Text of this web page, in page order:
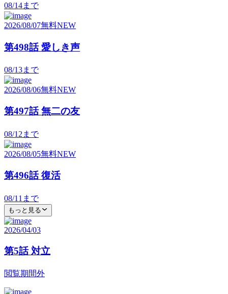
08/14まで
2026/08/07無料NEW
第498話 愛しき声
08/13まで
2026/08/06無料NEW
第497話 無二の友
08/12 まで
2026/08/05無料NEW
第496話 復活
08/11 まで
もっと見る
2026/04/03
第5話 対立
閲覧期間外